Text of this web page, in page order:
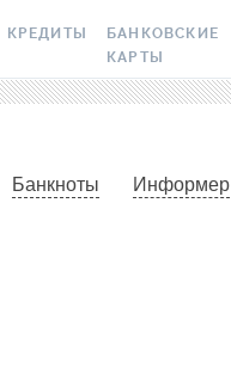
КУРСЫ
КРЕДИТЫ
БАНКОВСКИЕ
КАРТЫ
Банкноты Информер